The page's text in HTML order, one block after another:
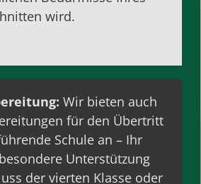
wird.
:Wir bieten auch
für den Übertritt
Schule an – Ihr
Unterstützung
der vierten Klasse oder